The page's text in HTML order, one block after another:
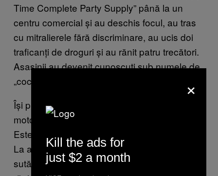
Time Complete Party Supply” până la un
centru comercial și au deschis focul, au tras
cu mitralierele fără discriminare, au ucis doi
traficanți de droguri și au rănit patru trecători.
Asasinii au devenit cunoscuți sub numele de
„cocaine cowboys”.
Își punea ucigașii să se apropie de ținte pe
motociclete, să le împuște, apoi să plece.
Este o tehnică folosită acum în întreaga lume.
La apogeul vărsării de sânge din Miami, 25 la
sută dintre victimele aflate la morgă aveau
×
Kill the ads for
just $2 a month